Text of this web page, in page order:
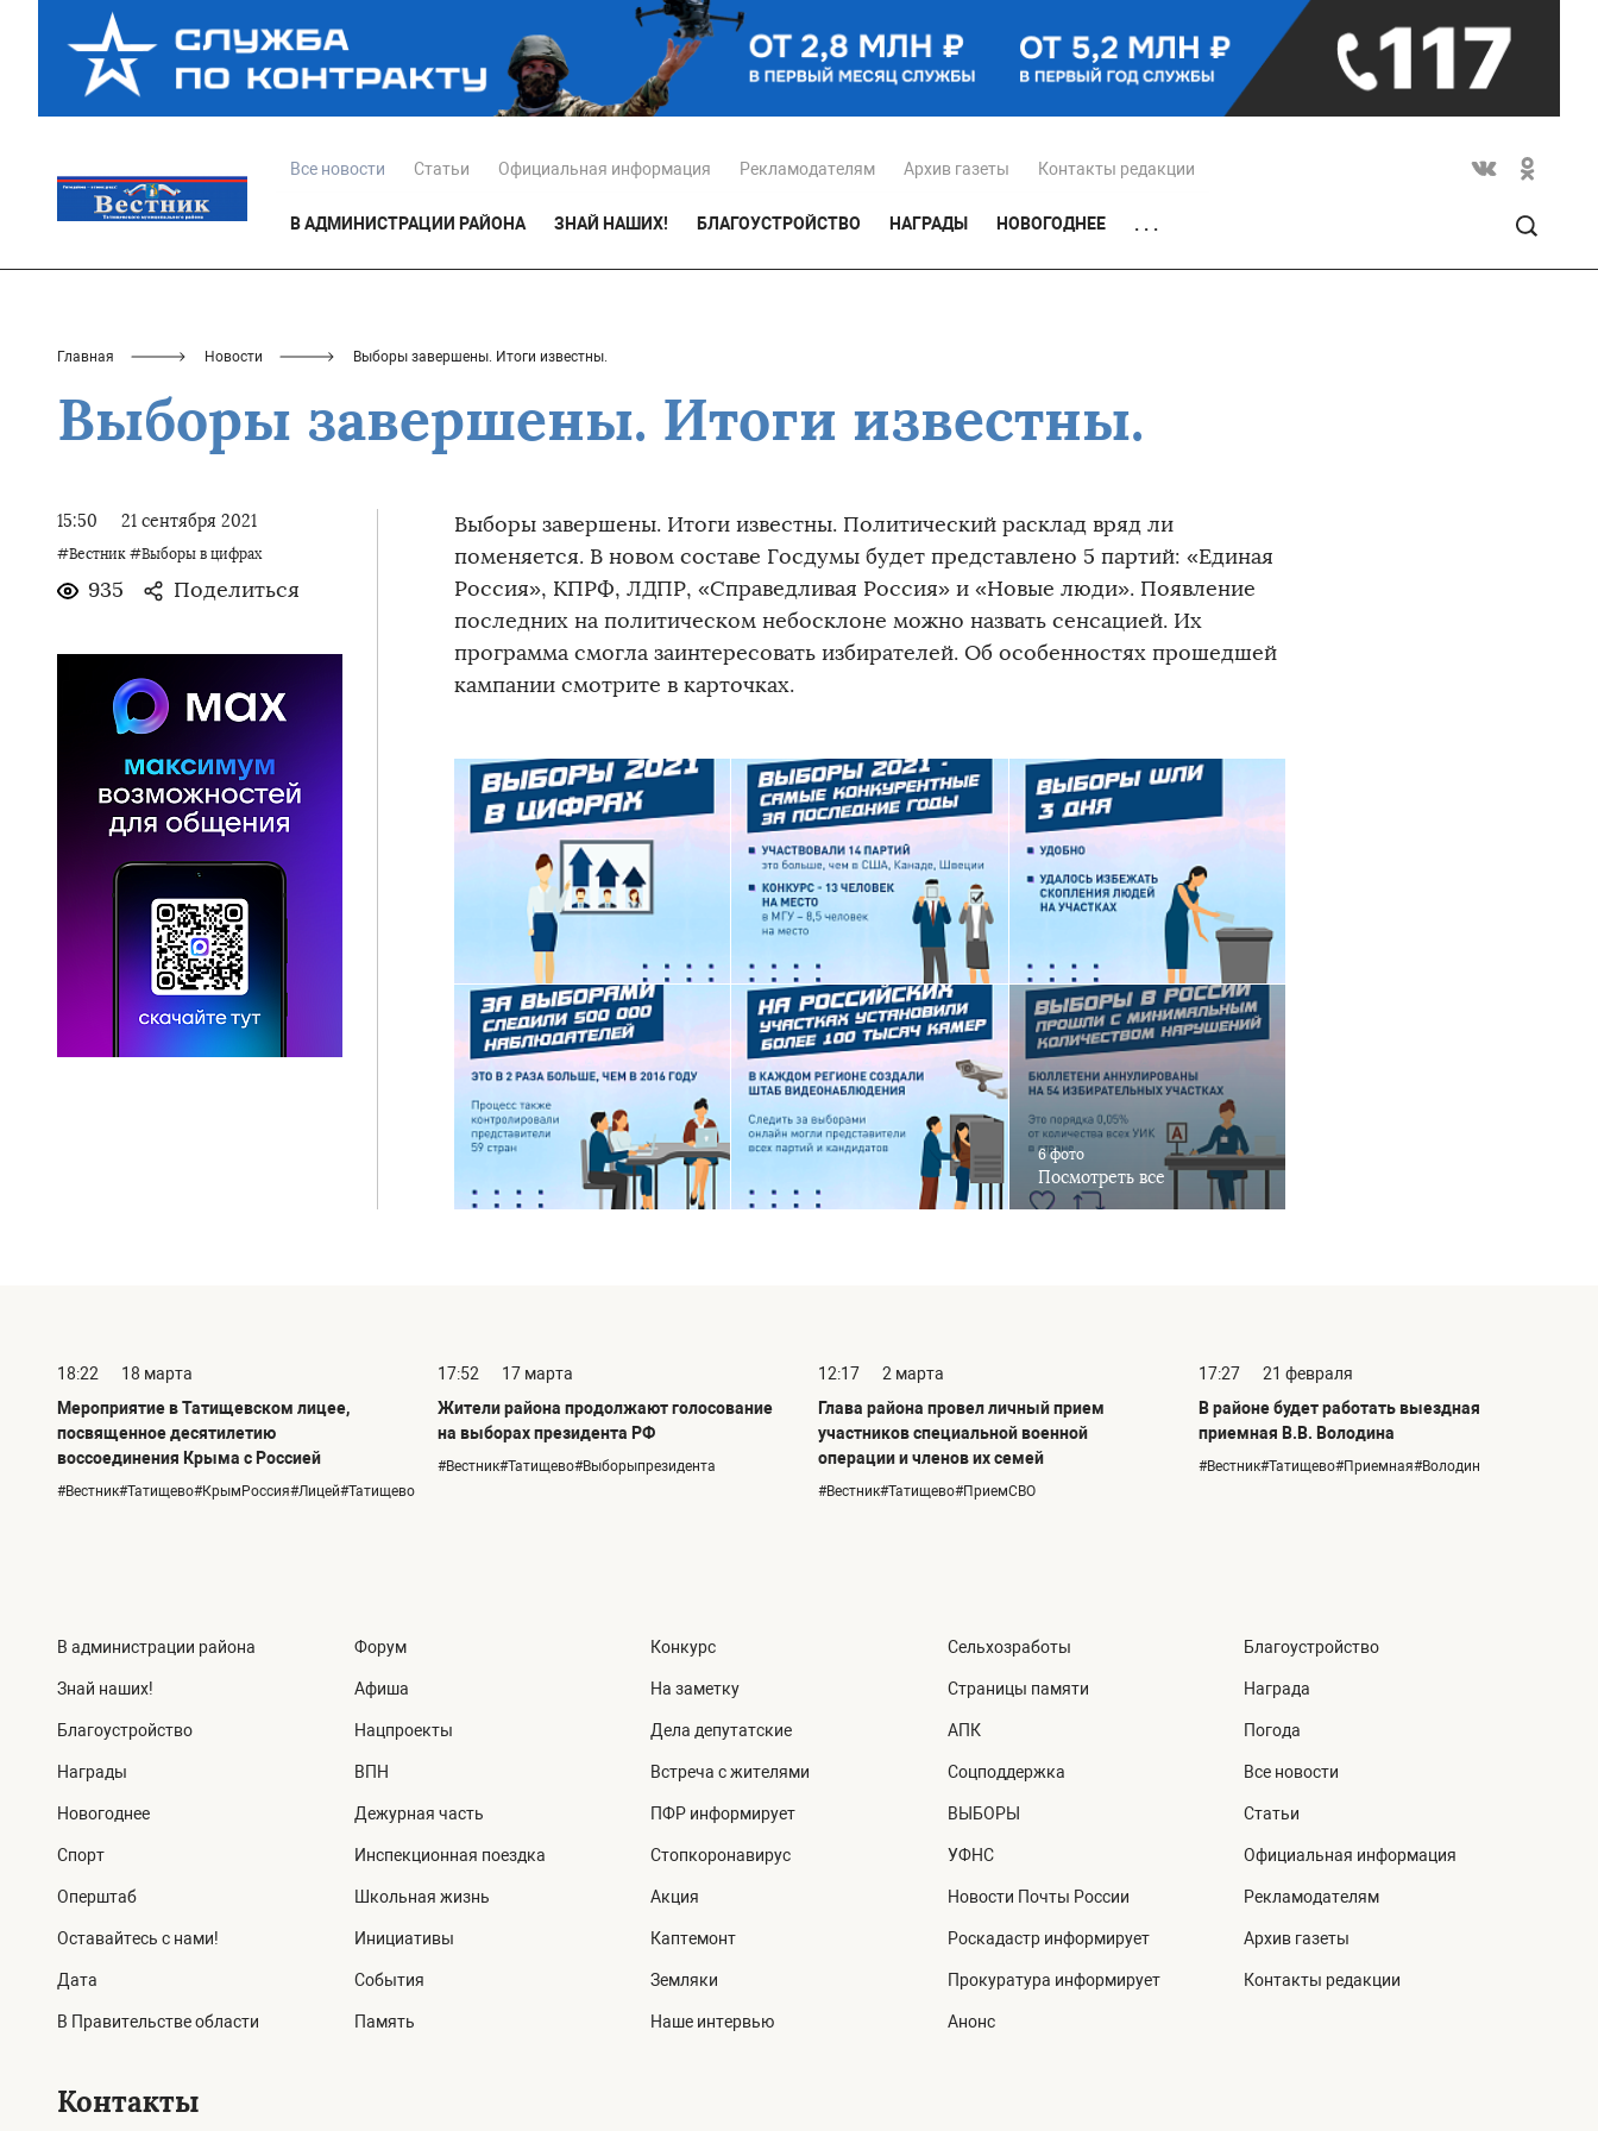
Все новости Статьи Официальная информация Рекламодателям Архив газеты Контакты редакции
В АДМИНИСТРАЦИИ РАЙОНА ЗНАЙ НАШИХ! БЛАГОУСТРОЙСТВО НАГРАДЫ НОВОГОДНЕЕ . . .
Главная Новости Выборы завершены. Итоги известны.
Выборы завершены. Итоги известны.
15:50 21 сентября 2021
#Вестник #Выборы в цифрах
935 Поделиться
Выборы завершены. Итоги известны. Политический расклад вряд ли
поменяется. В новом составе Госдумы будет представлено 5 партий: «Единая
Россия», КПРФ, ЛДПР, «Справедливая Россия» и «Новые люди». Появление
последних на политическом небосклоне можно назвать сенсацией. Их
программа смогла заинтересовать избирателей. Об особенностях прошедшей
кампании смотрите в карточках.
6 фото
Посмотреть все
18:22
18 марта
Мероприятие в Татищевском лицее,
посвященное десятилетию
воссоединения Крыма с Россией
#Вестник#Татищево#КрымРоссия#Лицей#Татищево
17:52
17 марта
Жители района продолжают голосование
на выборах президента РФ
#Вестник#Татищево#Выборыпрезидента
12:17
2 марта
Глава района провел личный прием
участников специальной военной
операции и членов их семей
#Вестник#Татищево#ПриемСВО
17:27
21 февраля
В районе будет работать выездная
приемная В.В. Володина
#Вестник#Татищево#Приемная#Володин
В администрации района
Знай наших!
Благоустройство
Награды
Новогоднее
Спорт
Оперштаб
Оставайтесь с нами!
Дата
В Правительстве области
Форум
Афиша
Нацпроекты
ВПН
Дежурная часть
Инспекционная поездка
Школьная жизнь
Инициативы
События
Память
Конкурс
На заметку
Дела депутатские
Встреча с жителями
ПФР информирует
Стопкоронавирус
Акция
Каптемонт
Земляки
Наше интервью
Сельхозработы
Страницы памяти
АПК
Соцподдержка
ВЫБОРЫ
УФНС
Новости Почты России
Роскадастр информирует
Прокуратура информирует
Анонс
Благоустройство
Награда
Погода
Все новости
Статьи
Официальная информация
Рекламодателям
Архив газеты
Контакты редакции
Контакты